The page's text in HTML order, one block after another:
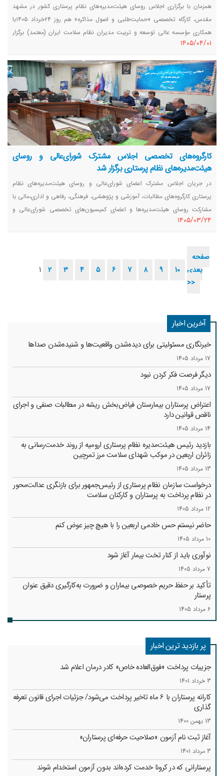
همزمان با برگزاری اجلاس روسای هیئت‌مدیره‌های نظام پرستاری کشور در مشهد
مقدس، کارگاه تخصصی «حمایت‌طلبی و اصول مذاکره» هم روز ۲۴خرداد ۱۴۰۵با
همکاری مؤسسه عالی توسعه و تربیت مدیران نظام سلامت ایران (معتمد) برگزار
شد.
١٤٠٥/٠٤/٠١
کارگروه‌های تخصصی اجلاس مشترک شورای‌عالی و روسای
هیئت‌مدیره‌های نظام پرستاری برگزار شد
در جریان اجلاس مشترک اعضای شورای‌عالی و روسای هیئت‌مدیره‌های نظام
پرستاری کارگروه‌های مطالبات، آموزشی و پژوهشی، فرهنگی، رفاهی و اداری،‌مالی با
مشارکت روسای هیئت‌مدیره‌‌ها و اعضای کمیسیون‌های تخصصی شورای‌عالی و
مدیران سازمان نظام پرستاری برگزار شد و موضوعات مختلف در زمینه‌های تخصصی
١٤٠٥/٠٣/٢٤
1 2 3 4 5 6 7 8 9 10
صفحه
بعدی
>>
آخرین اخبار
خبرنگاری مسئولیتی برای دیده‌شدن واقعیت‌ها و شنیده‌شدن صداها
17 مرداد 1405
دیگر فرصت فکر کردن نبود
17 مرداد 1405
اعتراض پرستاران بیمارستان فیاض‌بخش ریشه در مطالبات صنفی و اجرای
ناقص قوانین دارد
14 مرداد 1405
بازدید رئیس هیئت‌مدیره نظام پرستاری ارومیه از روند خدمت‌رسانی به
زائران اربعین در موکب شهدای سلامت مرز تمرچین
13 مرداد 1405
درخواست سازمان نظام پرستاری از رئیس‌جمهور برای بازنگری عدالت‌محور
در نظام پرداخت به پرستاران و کارکنان سلامت
12 مرداد 1405
حاضر نیستم حس خادمی اربعین را با هیچ چیز عوض کنم
10 مرداد 1405
نوآوری باید از کنار تخت بیمار آغاز شود
7 مرداد 1405
تأکید بر حفظ حریم خصوصی بیماران و ضرورت به‌کارگیری دقیق عنوان
پرستار
6 مرداد 1405
پر بازدید ترین اخبار
جزییات پرداخت «فوق‌العاده خاص» کادر درمان اعلام شد
3 خرداد 1401
کارانه‌ پرستاران با 6 ماه تاخیر پرداخت می‌شود/ جزئیات اجرای قانون تعرفه
گذاری
13 بهمن 1400
آغاز ثبت نام آزمون «صلاحیت حرفه‌ای پرستاران»
3 مرداد 1401
پرستارانی که در کرونا خدمت کرد‌ه‌اند بدون آزمون استخدام شوند